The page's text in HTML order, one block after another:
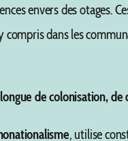
envers des otages.
dans les
de colonisation,
, utilise